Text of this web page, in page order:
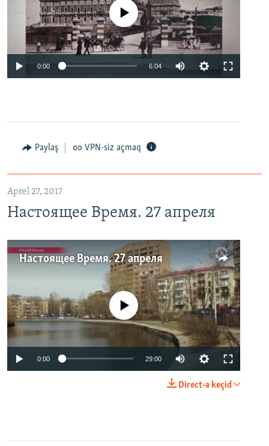
No media source currently available
0:00 6:04
Paylaş VPN-siz açmaq
Aprel 27, 2017
Настоящее Время. 27 апреля
Настоящее Время. 27 апреля
No media source currently available
0:00 29:00
Direct-ə keçid